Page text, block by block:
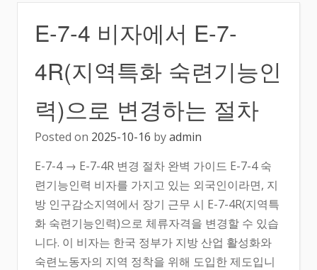
E-7-4 비자에서 E-7-
4R(지역특화 숙련기능인
력)으로 변경하는 절차
Posted on 2025-10-16 byadmin
E-7-4 → E-7-4R 변경 절차 완벽 가이드 E-7-4 숙
련기능인력 비자를 가지고 있는 외국인이라면, 지
방 인구감소지역에서 장기 근무 시 E-7-4R(지역특
화 숙련기능인력)으로 체류자격을 변경할 수 있습
니다. 이 비자는 한국 정부가 지방 산업 활성화와
숙련노동자의 지역 정착을 위해 도입한 제도입니